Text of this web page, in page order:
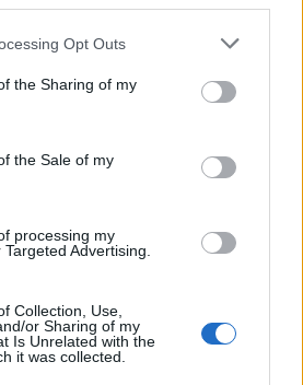
app uses one or more Google
usage behaviour. You may click to
Google and its third-party tags to
specified purposes in below Google
Opt Outs
the Sharing of my
the Sale of my
processing my
Advertising.
Collection, Use,
or Sharing of my
Is Unrelated with the
it was collected.
ξενοδοχεία-μοτέλ-
Άλλα αγαθά και υπηρεσίες
των τιμών σε:
καταστήματα προσωπικής
προσωπικά είδη, υπηρεσίες
Μέρος της αύξησης αυτής
από τη μείωση κυρίως των
ατομικής φροντίδας,